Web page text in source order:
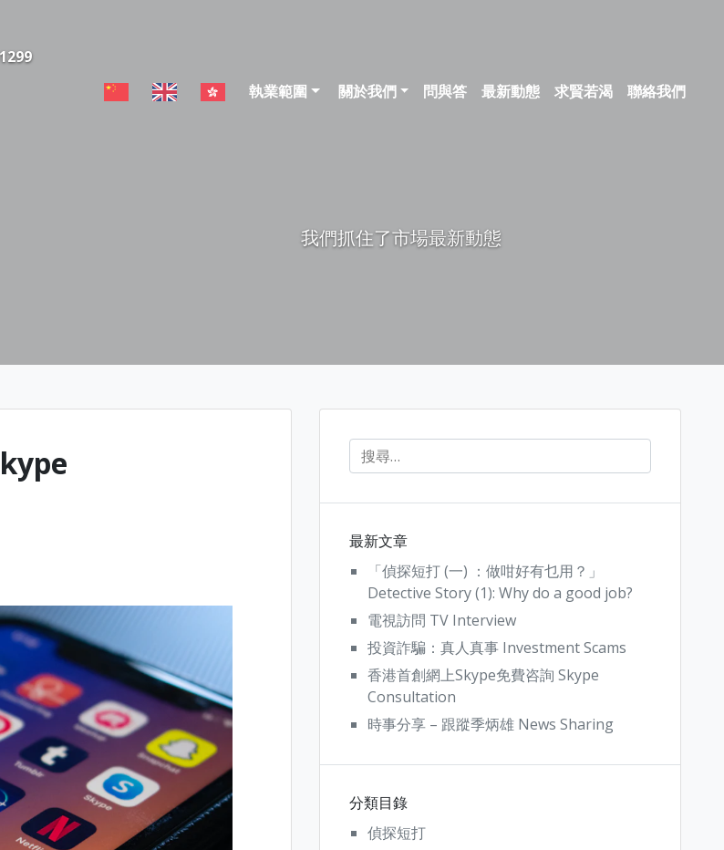
執業範圍 關於我們 問與答 最新動態 求賢若渴 聯絡我們
我們抓住了市場最新動態
最新文章
「偵探短打 (一) ：做咁好有乜用？」
Detective Story (1): Why do a good job?
電視訪問 TV Interview
投資詐騙：真人真事 Investment Scams
香港首創網上Skype免費咨詢 Skype
Consultation
時事分享 – 跟蹤季炳雄 News Sharing
分類目錄
偵探短打